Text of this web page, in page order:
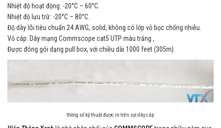
Nhiệt độ hoạt động: -20°C – 60°C.
Nhiệt độ lưu trữ: -20°C – 80°C.
Độ dày lõi tiêu chuẩn 24 AWG, solid, không có lớp vỏ bọc chống nhiễu.
Vỏ cáp: Dây mạng Commscope cat5 UTP màu trắng ,
Được đóng gói dạng pull box, với chiều dài 1000 feet (305m).
thông số kỹ thuật được in trên sợi dây cáp